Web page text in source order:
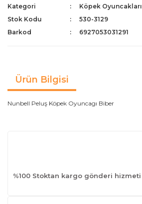
Kategori
Köpek Oyuncakları
Stok Kodu
530-3129
Barkod
6927053031291
Ürün Bilgisi
Nunbell Peluş Köpek Oyuncagı Biber
%100 Stoktan kargo gönderi hizmeti